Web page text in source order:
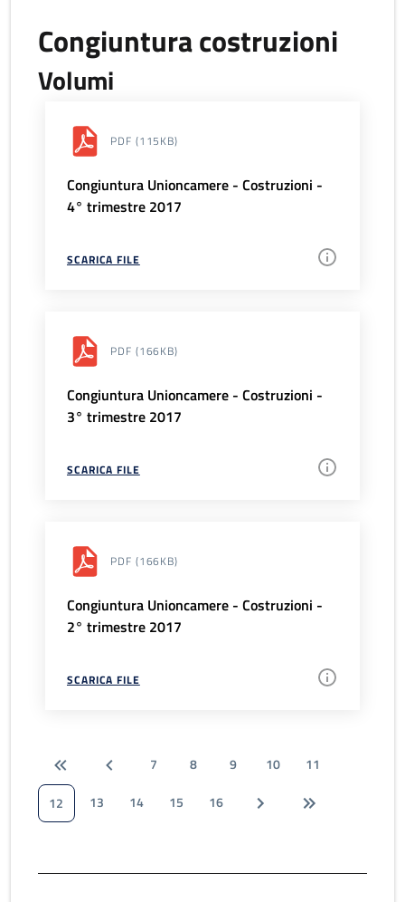
Congiuntura costruzioni
Volumi
PDF (115KB)
Congiuntura Unioncamere - Costruzioni -
4° trimestre 2017
SCARICA FILE
PDF (166KB)
Congiuntura Unioncamere - Costruzioni -
3° trimestre 2017
SCARICA FILE
PDF (166KB)
Congiuntura Unioncamere - Costruzioni -
2° trimestre 2017
SCARICA FILE
7 8 9 10
11
12
13 14 15 16